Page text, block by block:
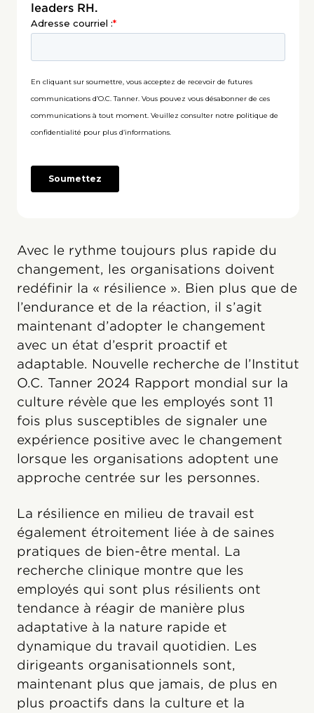
leaders RH.
Avec le rythme toujours plus rapide du
changement, les organisations doivent
redéfinir la « résilience ». Bien plus que de
l’endurance et de la réaction, il s’agit
maintenant d’adopter le changement
avec un état d’esprit proactif et
adaptable. Nouvelle recherche de l’Institut
O.C. Tanner 2024 Rapport mondial sur la
culture révèle que les employés sont 11
fois plus susceptibles de signaler une
expérience positive avec le changement
lorsque les organisations adoptent une
approche centrée sur les personnes.
La résilience en milieu de travail est
également étroitement liée à de saines
pratiques de bien-être mental. La
recherche clinique montre que les
employés qui sont plus résilients ont
tendance à réagir de manière plus
adaptative à la nature rapide et
dynamique du travail quotidien. Les
dirigeants organisationnels sont,
maintenant plus que jamais, de plus en
plus proactifs dans la culture et la